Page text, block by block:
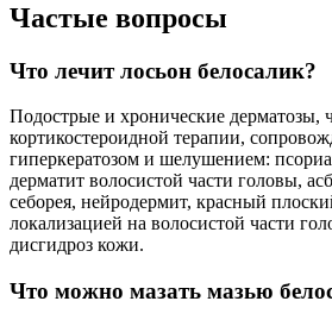
Частые вопросы
Что лечит лосьон белосалик?
Подострые и хронические дерматозы,
кортикостероидной терапии,
гиперкератозом и шелушением:
дерматит волосистой части головы,
себорея, нейродермит, красный
локализацией на волосистой части
дисгидроз кожи.
Что можно мазать мазью